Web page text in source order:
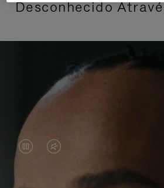
Desconhecido
O
VÍDEO
O
VÍDEO